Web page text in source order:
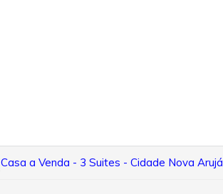
Casa a Venda - 3 Suites - Cidade Nova Arujá